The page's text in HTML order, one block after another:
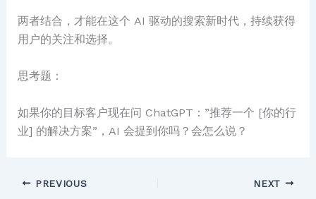
两者结合，才能在这个 AI 驱动的搜索新时代，持续获得
用户的关注和选择。
思考题：
如果你的目标客户现在问 ChatGPT：”推荐一个 [你的行
业] 的解决方案”，AI 会提到你吗？会怎么说？
PREVIOUS NEXT